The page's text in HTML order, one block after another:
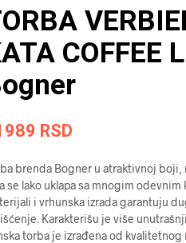
COFFEE
RSD
brenda Bogner u atraktivnoj boji,
se lako uklapa sa mnogim
i vrhunska izrada garantuju
Karakterišu je više
torba je izrađena od kvalitetnog